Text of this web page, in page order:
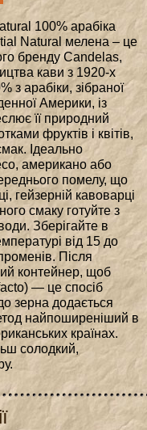
100% арабіка
Natural мелена – це
бренду Candelas,
кави з 1920-х
з арабіки, зібраної
Америки, із
її природний
фруктів і квітів,
Ідеально
американо або
помелу, що
гейзерній кавоварці
смаку готуйте з
Зберігайте в
від 15 до
Після
контейнер, щоб
— це спосіб
зерна додається
найпоширеніший в
країнах.
солодкий,